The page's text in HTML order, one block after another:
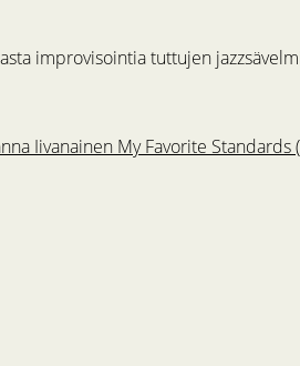
improvisointia tuttujen
Iivanainen My Favorite Standards